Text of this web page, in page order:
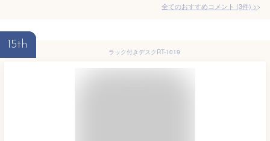
全てのおすすめコメント (3件) >
15th
ラック付きデスクRT-1019